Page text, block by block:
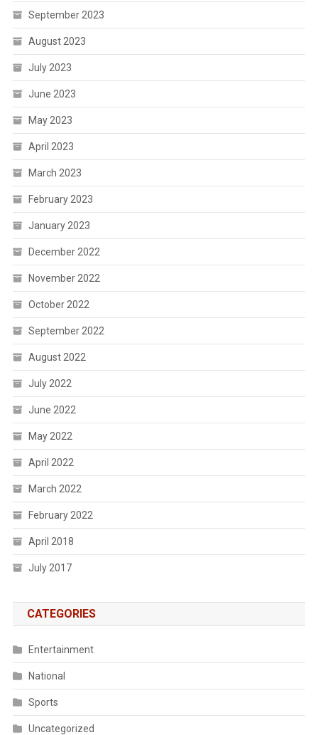
September 2023
August 2023
July 2023
June 2023
May 2023
April 2023
March 2023
February 2023
January 2023
December 2022
November 2022
October 2022
September 2022
August 2022
July 2022
June 2022
May 2022
April 2022
March 2022
February 2022
April 2018
July 2017
CATEGORIES
Entertainment
National
Sports
Uncategorized